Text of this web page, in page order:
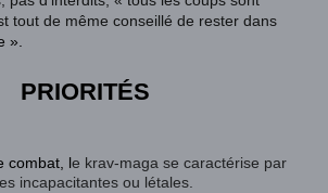
tout de même conseillé de rester dans
».
PRIORITÉS
combat , le krav-maga se caractérise par
incapacitantes ou létales.